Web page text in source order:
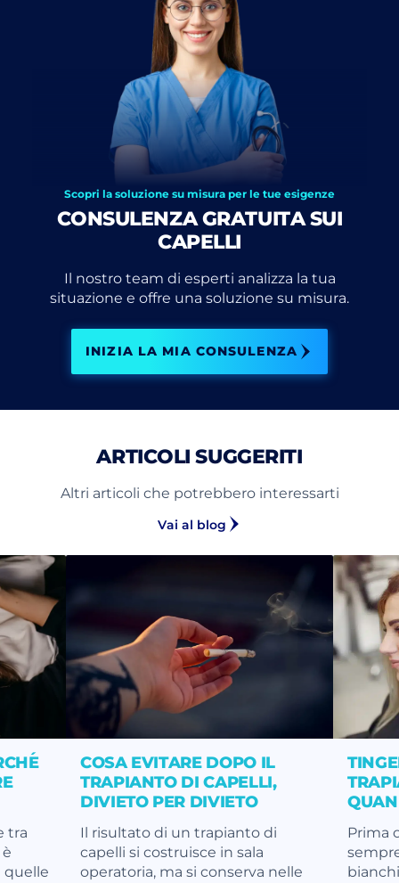
Scopri la soluzione su misura per le tue esigenze
CONSULENZA GRATUITA SUI
CAPELLI
Il nostro team di esperti analizza la tua
situazione e offre una soluzione su misura.
INIZIA LA MIA CONSULENZA
ARTICOLI SUGGERITI
Altri articoli che potrebbero interessarti
Vai al blog
tra
quelle
COSA EVITARE DOPO IL
TRAPIANTO DI CAPELLI,
DIVIETO PER DIVIETO
Il risultato di un trapianto di
capelli si costruisce in sala
operatoria, ma si conserva nelle
Prima